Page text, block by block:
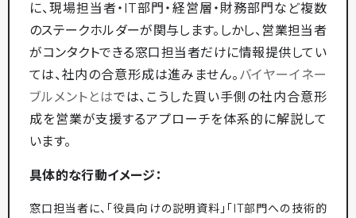
に、現場担当者・IT部門・経営層・財務部門など複数
のステークホルダーが関与します。しかし、営業担当者
がコンタクトできる窓口担当者だけに情報提供してい
ては、社内の合意形成は進みません。 バイヤーイネー
ブルメントとはでは、こうした買い手側の社内合意形
成を営業が支援するアプローチを体系的に解説して
います。
具体的な行動イメージ：
窓口担当者に、「役員向けの説明資料」「IT部門への技術的